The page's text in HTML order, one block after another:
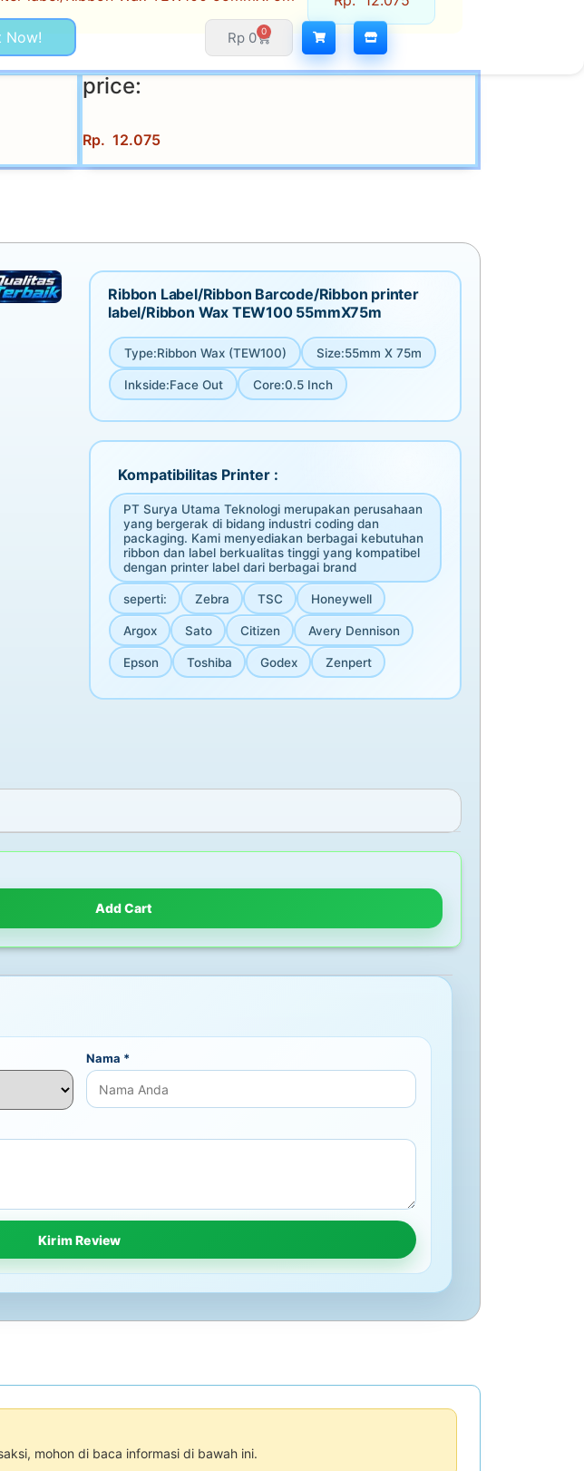
Now! Rp 0 0
price:
Rp 12.075
Ribbon Label/Ribbon Barcode/Ribbon printer
label/Ribbon Wax TEW100 55mmX75m
Type:Ribbon Wax (TEW100) Size:55mm X 75m
Inkside:Face Out Core:0.5 Inch
Kompatibilitas Printer :
PT Surya Utama Teknologi merupakan perusahaan
yang bergerak di bidang industri coding dan
packaging. Kami menyediakan berbagai kebutuhan
ribbon dan label berkualitas tinggi yang kompatibel
dengan printer label dari berbagai brand
seperti: Zebra TSC Honeywell
Argox Sato Citizen Avery Dennison
Epson Toshiba Godex Zenpert
Add Cart
Nama *
mohon di baca informasi di bawah ini.